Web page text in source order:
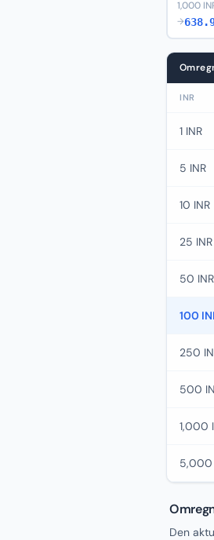
1,000
→
INR
1 INR
5 INR
10 INR
25 INR
50 INR
100
250
500
1,000
5,000
Den